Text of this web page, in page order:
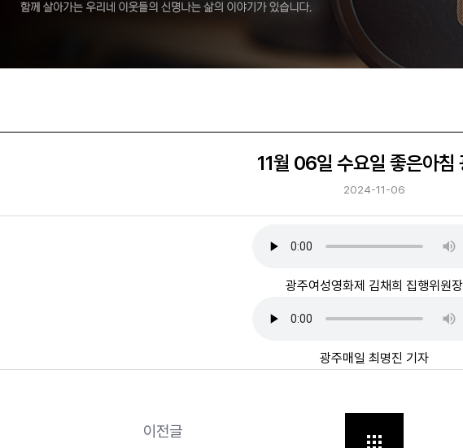
11월 06일 수요일 좋은아침
2024-11-06
광주여성영화제 김채희 집행위원장
광주매일 최명진 기자
이전글